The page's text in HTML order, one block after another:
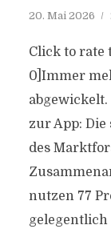
20. Mai 2026
Click to rate
0]Immer
abgewickelt.
zur App: Die
des
nutzen 77